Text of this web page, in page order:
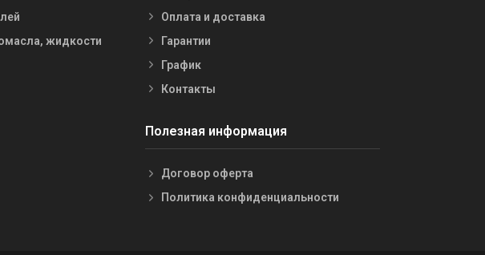
жидкости
Оплата и доставка
Гарантии
График
Контакты
Полезная информация
Договор оферта
Политика конфиденциальности